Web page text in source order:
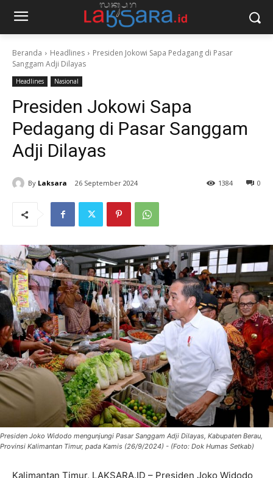
Beranda Headlines
Presiden Jokowi Sapa Pedagang di Pasar
Sanggam Adji Dilayas
Headlines Nasional
Presiden Jokowi Sapa
Pedagang di Pasar Sanggam
Adji Dilayas
By Laksara 26 September 2024 0
1384
Presiden Joko Widodo mengunjungi Pasar Sanggam Adji Dilayas, Kabupaten Berau,
Provinsi Kalimantan Timur, pada Kamis (26/9/2024) - (Foto: Dok Humas Setkab)
Kalimantan Timur, LAKSARA.ID – Presiden Joko Widodo